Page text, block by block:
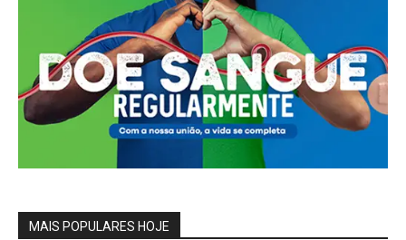
MAIS POPULARES HOJE